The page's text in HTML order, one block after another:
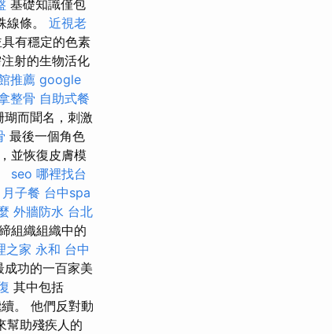
基礎知識僅包
線條。 近視老
有穩定的色素
射的生物活化
推薦 google
整骨 自助式餐
而聞名，刺激
最後一個角色
並恢復皮膚模
seo 哪裡找台
月子餐 台中spa
外牆防水 台北
組織組織中的
之家 永和 台中
功的一百家美
其中包括
。 他們反對動
幫助殘疾人的